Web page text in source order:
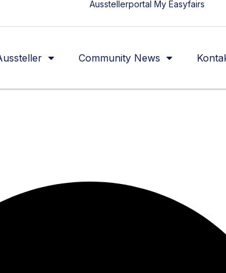
Ausstellerportal My Easyfairs
Community News